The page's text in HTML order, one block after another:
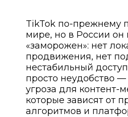
TikTok по-прежнему
мире, но в России он
«заморожен»: нет
продвижения, нет
нестабильный
просто неудобство
угроза для контент-
которые зависят от
алгоритмов и